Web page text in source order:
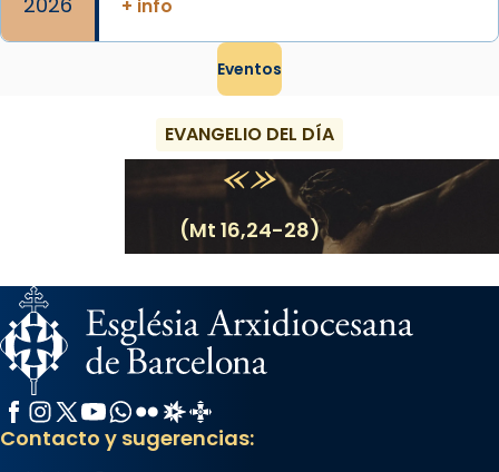
+ info
Eventos
EVANGELIO DEL DÍA
(Mt 16,24-28)
Facebook
Instagram
X / Twitter
YouTube
WhatsApp
FlickrRadio Estel
Catalunya Cristiana
Contacto y sugerencias: